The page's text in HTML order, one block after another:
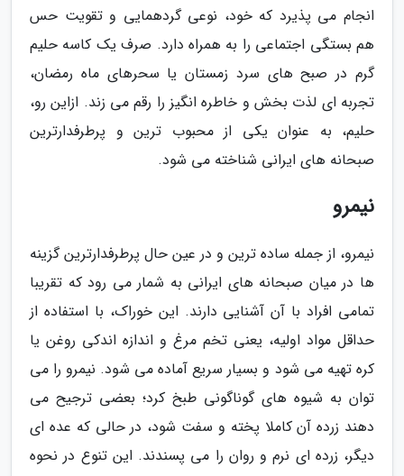
انجام می پذیرد که خود، نوعی گردهمایی و تقویت حس
هم بستگی اجتماعی را به همراه دارد. صرف یک کاسه حلیم
گرم در صبح های سرد زمستان یا سحرهای ماه رمضان،
تجربه ای لذت بخش و خاطره انگیز را رقم می زند. ازاین رو،
حلیم، به عنوان یکی از محبوب ترین و پرطرفدارترین
صبحانه های ایرانی شناخته می شود.
نیمرو
نیمرو، از جمله ساده ترین و در عین حال پرطرفدارترین گزینه
ها در میان صبحانه های ایرانی به شمار می رود که تقریبا
تمامی افراد با آن آشنایی دارند. این خوراک، با استفاده از
حداقل مواد اولیه، یعنی تخم مرغ و اندازه اندکی روغن یا
کره تهیه می شود و بسیار سریع آماده می شود. نیمرو را می
توان به شیوه های گوناگونی طبخ کرد؛ بعضی ترجیح می
دهند زرده آن کاملا پخته و سفت شود، در حالی که عده ای
دیگر، زرده ای نرم و روان را می پسندند. این تنوع در نحوه